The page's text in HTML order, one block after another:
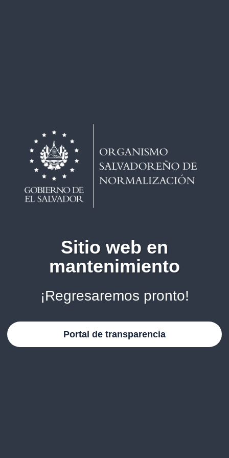
Sitio web en
mantenimiento
¡Regresaremos pronto!
Portal de transparencia